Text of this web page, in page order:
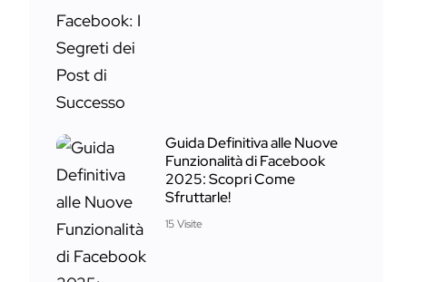
Guida Definitiva alle Nuove
Funzionalità di Facebook
2025: Scopri Come
Sfruttarle!
15 Visite